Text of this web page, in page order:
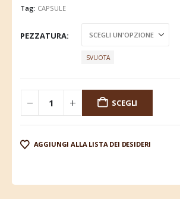
Tag: CAPSULE
PEZZATURA
SVUOTA
SCEGLI
AGGIUNGI ALLA LISTA DEI DESIDERI